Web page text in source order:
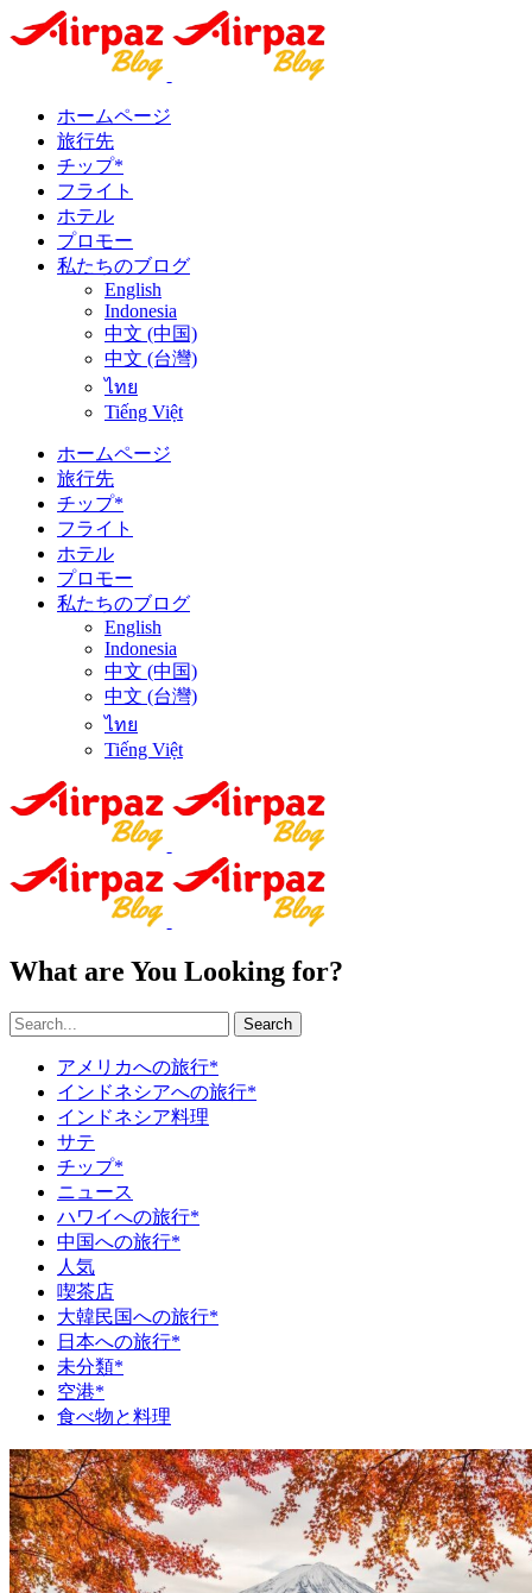
ホームページ
旅行先
チップ*
フライト
ホテル
プロモー
私たちのブログ
English
Indonesia
中文 (中国)
中文 (台灣)
ไทย
Tiếng Việt
ホームページ
旅行先
チップ*
フライト
ホテル
プロモー
私たちのブログ
English
Indonesia
中文 (中国)
中文 (台灣)
ไทย
Tiếng Việt
What are You Looking for?
Search
アメリカへの旅行*
インドネシアへの旅行*
インドネシア料理
サテ
チップ*
ニュース
ハワイへの旅行*
中国への旅行*
人気
喫茶店
大韓民国への旅行*
日本への旅行*
未分類*
空港*
食べ物と料理